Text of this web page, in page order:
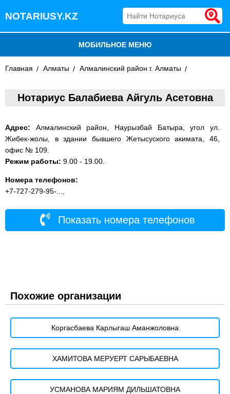
NOTARIUSY.KZ
МОБИЛЬНОЕ МЕНЮ
БЛОГ
ДОБАВИТЬ КОМПАНИЮ
Главная Алматы Алмалинский район г. Алматы
Нотариус Балабиева Айгуль Асетовна
Адрес: Алмалинский район, Наурызбай Батыра, угол ул.
Жибек-жолы, в здании бывшего Жетысуского акимата, 46,
офис № 109.
Режим работы: 9.00 - 19.00.
Номера телефонов:
+7-727-279-95-...,
Показать номера телефонов
Похожие организации
Коргасбаева Карлыгаш Аманжоловна
ХАМИТОВА МЕРУЕРТ САРЫБАЕВНА
УСМАНОВА МАРИЯМ ДИЛЬШАТОВНА